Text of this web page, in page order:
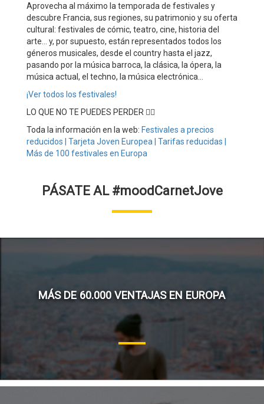
Aprovecha al máximo la temporada de festivales y
descubre Francia, sus regiones, su patrimonio y su oferta
cultural: festivales de cómic, teatro, cine, historia del
arte… y, por supuesto, están representados todos los
géneros musicales, desde el country hasta el jazz,
pasando por la música barroca, la clásica, la ópera, la
música actual, el techno, la música electrónica…
¡Ver todos los festivales!
LO QUE NO TE PUEDES PERDER 👇🏽
Toda la información en la web: Festivales a precios
reducidos | Tarjeta Joven Europea | Tarifas reducidas |
Más de 100 festivales en Europa
PÁSATE AL #moodCarnetJove
MÁS DE 60.000 VENTAJAS EN EUROPA